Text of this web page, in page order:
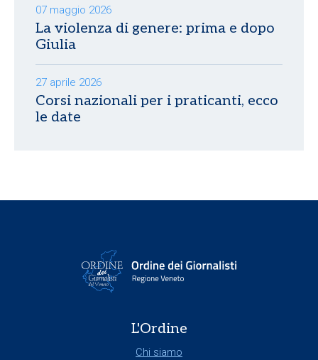
07 maggio 2026
La violenza di genere: prima e dopo
Giulia
27 aprile 2026
Corsi nazionali per i praticanti, ecco
le date
L'Ordine
Chi siamo